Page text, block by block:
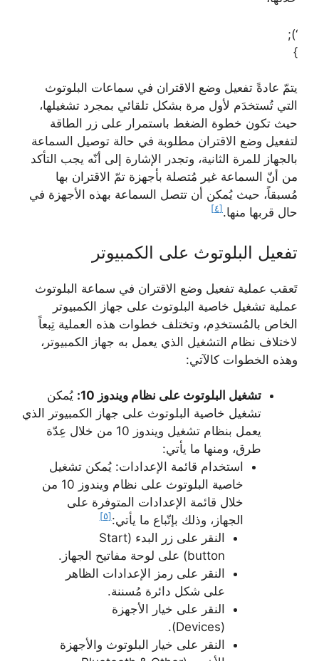
‘);
}
يتمّ عادةً تفعيل وضع الاقتران في سماعات البلوتوث
التي تُستخدَم لأول مرة بشكل تلقائي بمجرد تشغيلها،
حيث تكون خطوة الضغط باستمرار على زر الطاقة
لتفعيل وضع الاقتران مطلوبة في حالة توصيل السماعة
بالجهاز للمرة الثانية، وتجدر الإشارة إلى أنّه يجب التأكد
من أنّ السماعة غير مُتصلة بأجهزة تمّ الاقتران بها
مُسبقاً، حيث يُمكن أن تتصل السماعة بهذه الأجهزة في
حال قربها منها. [٤]
تفعيل البلوتوث على الكمبيوتر
تَعقب عملية تفعيل وضع الاقتران في سماعة البلوتوث
عملية تشغيل خاصية البلوتوث على جهاز الكمبيوتر
الخاص بالمُستخدِم، وتختلف خطوات هذه العملية تِبعاً
لاختلاف نظام التشغيل الذي يعمل به جهاز الكمبيوتر،
وهذه الخطوات كالآتي:
تشغيل البلوتوث على نظام ويندوز 10:
يُمكن
تشغيل خاصية البلوتوث على جهاز الكمبيوتر الذي
يعمل بنظام تشغيل ويندوز 10 من خلال عِدّة
طرق، ومنها ما يأتي:
استخدام قائمة الإعدادات: يُمكن تشغيل
خاصية البلوتوث على نظام ويندوز 10 من
خلال قائمة الإعدادات المتوفرة على
الجهاز، وذلك بإتّباع ما يأتي:[٥]
النقر على زر البدء (Start
button) على لوحة مفاتيح الجهاز.
النقر على رمز الإعدادات الظاهر
على شكل دائرة مُسننة.
النقر على خيار الأجهزة
(Devices).
النقر على خيار البلوتوث والأجهزة